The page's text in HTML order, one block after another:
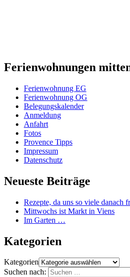
Ferienwohnungen
Ferienwohnung EG
Ferienwohnung OG
Belegungskalender
Anmeldung
Anfahrt
Fotos
Provence Tipps
Impressum
Datenschutz
Neueste Beiträge
Rezepte, da uns so viele danach
Mittwochs ist Markt in Viens
Im Garten …
Kategorien
Kategorien
Suchen nach: